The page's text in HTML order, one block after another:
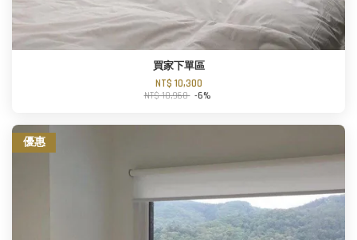
買家下單區
NT$ 10,300
NT$ 10,960 -6%
優惠